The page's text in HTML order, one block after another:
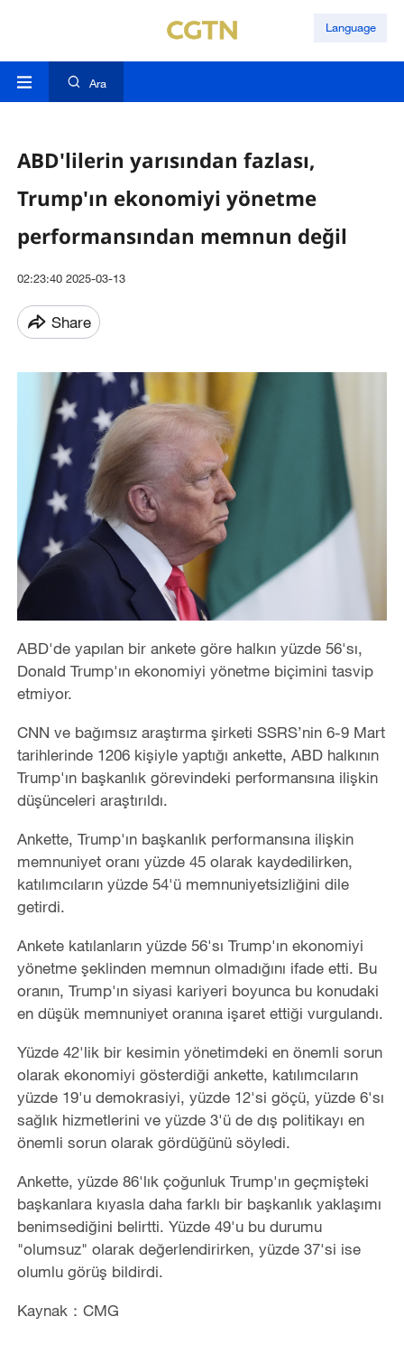
Language
Ara
ABD'lilerin yarısından fazlası,
Trump'ın ekonomiyi yönetme
performansından memnun değil
02:23:40 2025-03-13
Share
ABD'de yapılan bir ankete göre halkın yüzde 56'sı,
Donald Trump'ın ekonomiyi yönetme biçimini tasvip
etmiyor.
CNN ve bağımsız araştırma şirketi SSRS’nin 6-9 Mart
tarihlerinde 1206 kişiyle yaptığı ankette, ABD halkının
Trump'ın başkanlık görevindeki performansına ilişkin
düşünceleri araştırıldı.
Ankette, Trump'ın başkanlık performansına ilişkin
memnuniyet oranı yüzde 45 olarak kaydedilirken,
katılımcıların yüzde 54'ü memnuniyetsizliğini dile
getirdi.
Ankete katılanların yüzde 56'sı Trump'ın ekonomiyi
yönetme şeklinden memnun olmadığını ifade etti. Bu
oranın, Trump'ın siyasi kariyeri boyunca bu konudaki
en düşük memnuniyet oranına işaret ettiği vurgulandı.
Yüzde 42'lik bir kesimin yönetimdeki en önemli sorun
olarak ekonomiyi gösterdiği ankette, katılımcıların
yüzde 19'u demokrasiyi, yüzde 12'si göçü, yüzde 6'sı
sağlık hizmetlerini ve yüzde 3'ü de dış politikayı en
önemli sorun olarak gördüğünü söyledi.
Ankette, yüzde 86'lık çoğunluk Trump'ın geçmişteki
başkanlara kıyasla daha farklı bir başkanlık yaklaşımı
benimsediğini belirtti. Yüzde 49'u bu durumu
"olumsuz" olarak değerlendirirken, yüzde 37'si ise
olumlu görüş bildirdi.
Kaynak：CMG